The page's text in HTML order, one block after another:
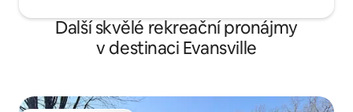
Další skvělé rekreační pronájmy
v destinaci Evansville